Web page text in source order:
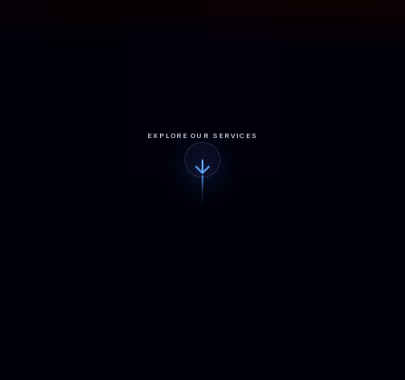
EXPLORE OUR SERVICES